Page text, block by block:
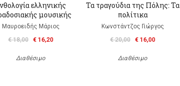
ελληνικής
μουσικής
Μαυροειδής Μάριος
€ 18,00
€ 16,20
Διαθέσιμο
Τα τραγούδια της Πόλης: Τα
πολίτικα
Κωνστάντζος Γιώργος
€ 20,00
€ 16,00
Διαθέσιμο